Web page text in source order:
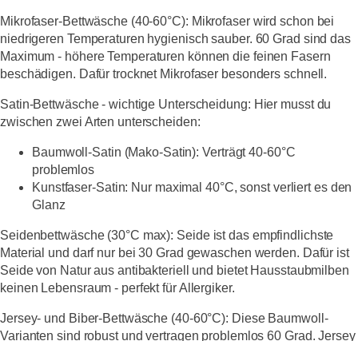
Mikrofaser-Bettwäsche (40-60°C): Mikrofaser wird schon bei
niedrigeren Temperaturen hygienisch sauber. 60 Grad sind das
Maximum - höhere Temperaturen können die feinen Fasern
beschädigen. Dafür trocknet Mikrofaser besonders schnell.
Satin-Bettwäsche - wichtige Unterscheidung: Hier musst du
zwischen zwei Arten unterscheiden:
Baumwoll-Satin (Mako-Satin): Verträgt 40-60°C
problemlos
Kunstfaser-Satin: Nur maximal 40°C, sonst verliert es den
Glanz
Seidenbettwäsche (30°C max): Seide ist das empfindlichste
Material und darf nur bei 30 Grad gewaschen werden. Dafür ist
Seide von Natur aus antibakteriell und bietet Hausstaubmilben
keinen Lebensraum - perfekt für Allergiker.
Jersey- und Biber-Bettwäsche (40-60°C): Diese Baumwoll-
Varianten sind robust und vertragen problemlos 60 Grad. Jersey